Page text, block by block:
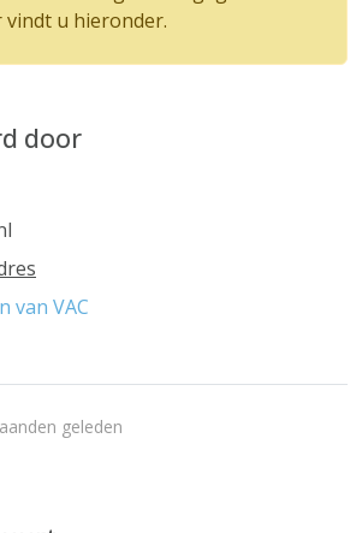
u hieronder.
door
van VAC
geleden